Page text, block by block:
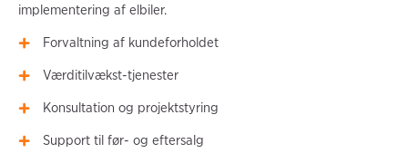
implementering af elbiler.
Forvaltning af kundeforholdet
Værditilvækst-tjenester
Konsultation og projektstyring
Support til før- og eftersalg